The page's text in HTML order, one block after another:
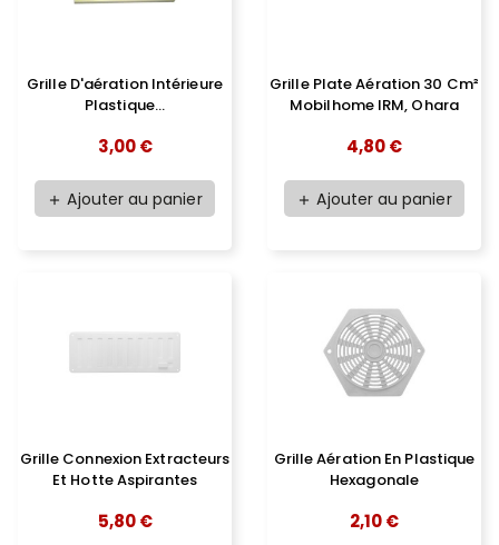
Grille D'aération Intérieure
Plastique...
3,00 €
add Ajouter au panier
Grille Plate Aération 30 Cm²
Mobilhome IRM, Ohara
4,80 €
add Ajouter au panier
Grille Connexion Extracteurs
Et Hotte Aspirantes
5,80 €
Grille Aération En Plastique
Hexagonale
2,10 €